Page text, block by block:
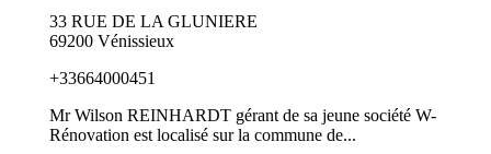
33 RUE DE LA GLUNIERE
69200 Vénissieux
+33664000451
Mr Wilson REINHARDT gérant de sa jeune société W-
Rénovation est localisé sur la commune de...